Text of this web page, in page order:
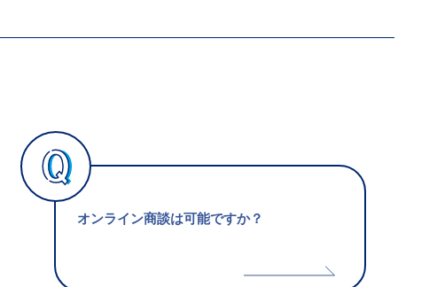
オンライン商談は可能ですか？